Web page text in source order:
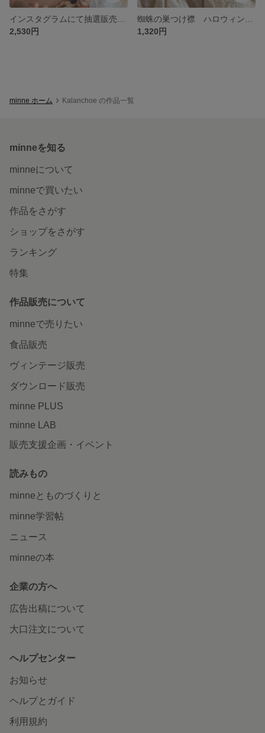
2,530円
1,320円
minne ホーム Kalanchoe の作品一覧
minneを知る
minneについて
minneで買いたい
作品をさがす
ショップをさがす
ランキング
特集
作品販売について
minneで売りたい
食品販売
ヴィンテージ販売
ダウンロード販売
minne PLUS
minne LAB
販売支援企画・イベント
読みもの
minneとものづくりと
minne学習帖
ニュース
minneの本
企業の方へ
広告出稿について
大口注文について
ヘルプセンター
お知らせ
ヘルプとガイド
利用規約